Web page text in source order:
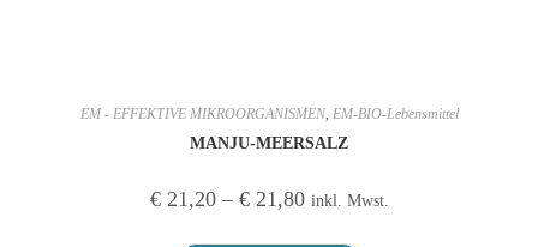
EM - EFFEKTIVE MIKROORGANISMEN, EM-BIO-Lebensmittel
MANJU-MEERSALZ
€21,20– €21,80 inkl. Mwst.